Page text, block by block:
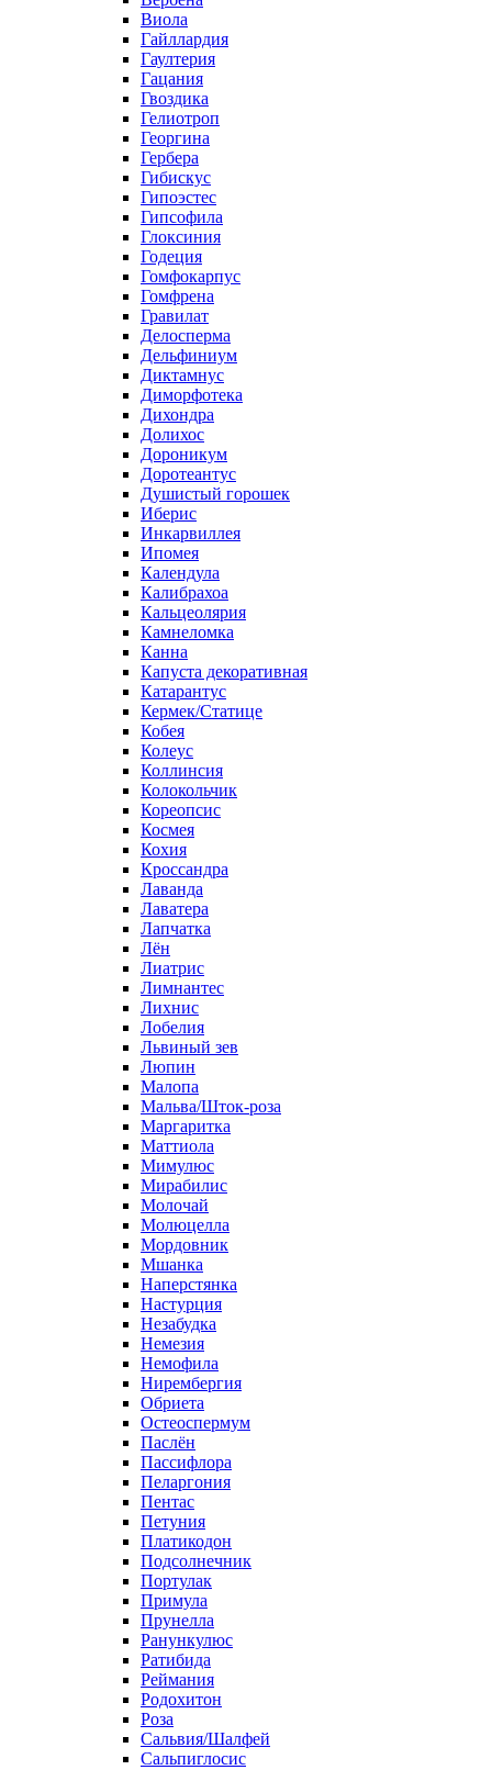
Виола
Гайллардия
Гаултерия
Гацания
Гвоздика
Гелиотроп
Георгина
Гербера
Гибискус
Гипоэстес
Гипсофила
Глоксиния
Годеция
Гомфокарпус
Гомфрена
Гравилат
Делосперма
Дельфиниум
Диктамнус
Диморфотека
Дихондра
Долихос
Дороникум
Доротеантус
Душистый горошек
Иберис
Инкарвиллея
Ипомея
Календула
Калибрахоа
Кальцеолярия
Камнеломка
Канна
Капуста декоративная
Катарантус
Кермек/Статице
Кобея
Колеус
Коллинсия
Колокольчик
Кореопсис
Космея
Кохия
Кроссандра
Лаванда
Лаватера
Лапчатка
Лён
Лиатрис
Лимнантес
Лихнис
Лобелия
Львиный зев
Люпин
Малопа
Мальва/Шток-роза
Маргаритка
Маттиола
Мимулюс
Мирабилис
Молочай
Молюцелла
Мордовник
Мшанка
Наперстянка
Настурция
Незабудка
Немезия
Немофила
Нирембергия
Обриета
Остеоспермум
Паслён
Пассифлора
Пеларгония
Пентас
Петуния
Платикодон
Подсолнечник
Портулак
Примула
Прунелла
Ранункулюс
Ратибида
Реймания
Родохитон
Роза
Сальвия/Шалфей
Сальпиглосис